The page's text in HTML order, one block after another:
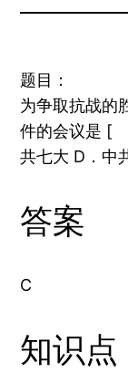
题目：
为争取抗战的
件的会议是 [
共七大 D．中
答案
C
知识点